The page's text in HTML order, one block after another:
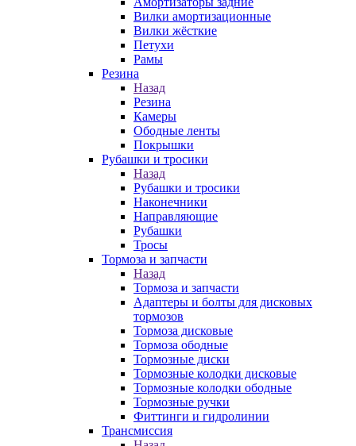
Вилки амортизационные
Вилки жёсткие
Петухи
Рамы
Резина
Назад
Резина
Камеры
Ободные ленты
Покрышки
Рубашки и тросики
Назад
Рубашки и тросики
Наконечники
Направляющие
Рубашки
Тросы
Тормоза и запчасти
Назад
Тормоза и запчасти
Адаптеры и болты для дисковых
тормозов
Тормоза дисковые
Тормоза ободные
Тормозные диски
Тормозные колодки дисковые
Тормозные колодки ободные
Тормозные ручки
Фиттинги и гидролинии
Трансмиссия